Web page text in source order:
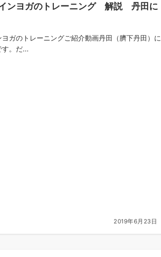
ンヨガのトレーニング 解説 丹田に
ガのトレーニングご紹介動画丹田（臍下丹田）に
。だ...
2019年6月23日